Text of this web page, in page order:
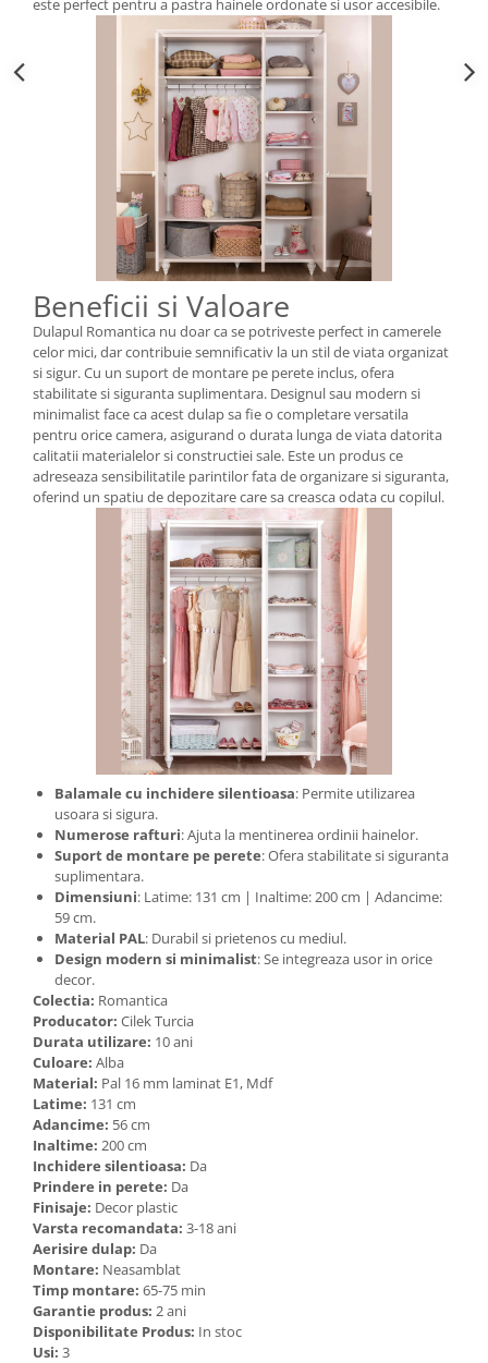
este perfect pentru a pastra hainele ordonate si usor accesibile.
Beneficii si Valoare
Dulapul Romantica nu doar ca se potriveste perfect in camerele
celor mici, dar contribuie semnificativ la un stil de viata organizat
si sigur. Cu un suport de montare pe perete inclus, ofera
stabilitate si siguranta suplimentara. Designul sau modern si
minimalist face ca acest dulap sa fie o completare versatila
pentru orice camera, asigurand o durata lunga de viata datorita
calitatii materialelor si constructiei sale. Este un produs ce
adreseaza sensibilitatile parintilor fata de organizare si siguranta,
oferind un spatiu de depozitare care sa creasca odata cu copilul.
Balamale cu inchidere silentioasa: Permite utilizarea
usoara si sigura.
Numerose rafturi: Ajuta la mentinerea ordinii hainelor.
Suport de montare pe perete: Ofera stabilitate si siguranta
suplimentara.
Dimensiuni: Latime: 131 cm | Inaltime: 200 cm | Adancime:
59 cm.
Material PAL: Durabil si prietenos cu mediul.
Design modern si minimalist: Se integreaza usor in orice
decor.
Colectia: Romantica
Producator: Cilek Turcia
Durata utilizare: 10 ani
Culoare: Alba
Material: Pal 16 mm laminat E1, Mdf
Latime: 131 cm
Adancime: 56 cm
Inaltime: 200 cm
Inchidere silentioasa: Da
Prindere in perete: Da
Finisaje: Decor plastic
Varsta recomandata: 3-18 ani
Aerisire dulap: Da
Montare: Neasamblat
Timp montare: 65-75 min
Garantie produs: 2 ani
Disponibilitate Produs: In stoc
Usi: 3